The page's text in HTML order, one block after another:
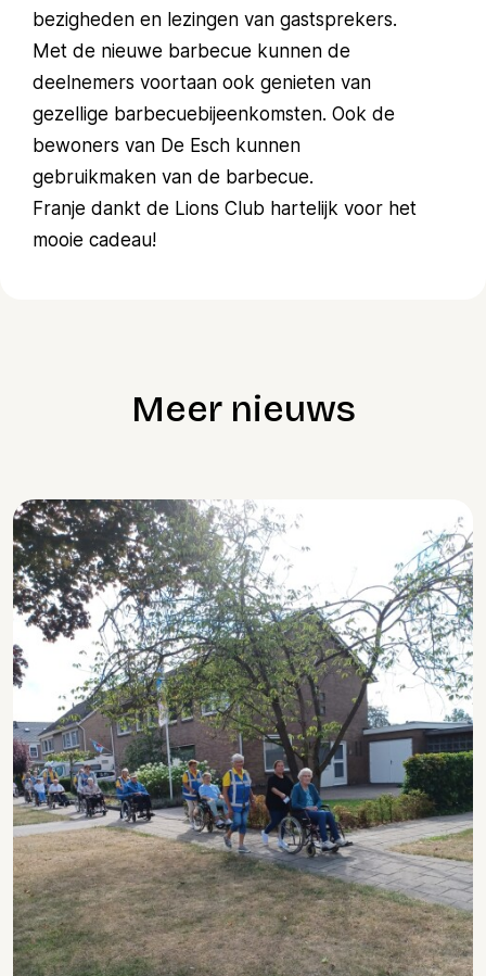
bezigheden en lezingen van gastsprekers.
Met de nieuwe barbecue kunnen de
deelnemers voortaan ook genieten van
gezellige barbecuebijeenkomsten. Ook de
bewoners van De Esch kunnen
gebruikmaken van de barbecue.
Franje dankt de Lions Club hartelijk voor het
mooie cadeau!
Meer nieuws